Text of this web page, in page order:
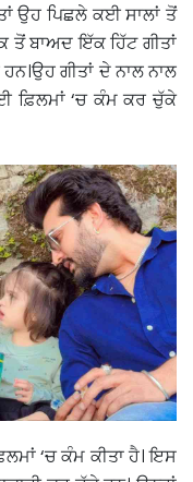
ਉਹ ਪਿਛਲੇ ਕਈ ਸਾਲਾਂ ਤੋਂ
ਤੋਂ ਬਾਅਦ ਇੱਕ ਹਿੱਟ ਗੀਤਾਂ
ਗੀਤਾਂ ਦੇ ਨਾਲ ਨਾਲ
ਫ਼ਿਲਮਾਂ ‘ਚ ਕੰਮ ਕਰ ਚੁੱਕੇ
‘ਚ ਕੰਮ ਕੀਤਾ ਹੈ। ਇਸ